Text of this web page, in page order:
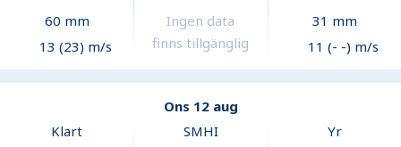
60 mm
13 (23) m/s
Ingen data
finns tillgänglig
31 mm
11 (- -) m/s
Ons 12 aug
Klart
SMHI Yr